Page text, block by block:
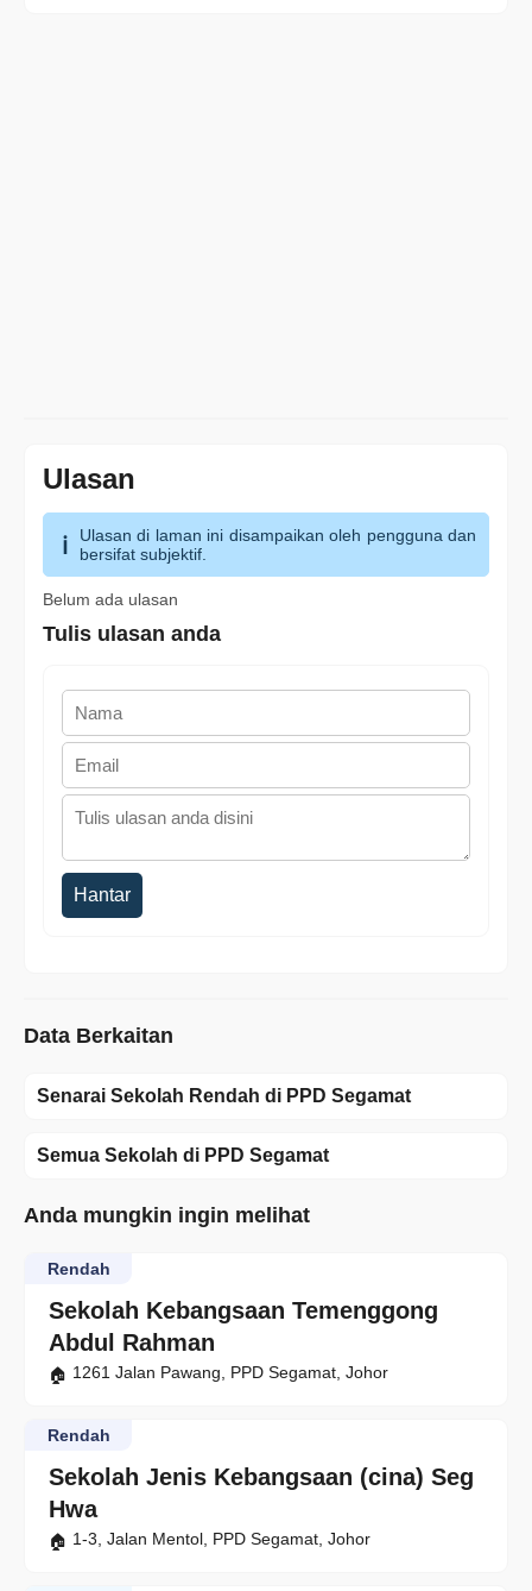
Ulasan
Ulasan di laman ini disampaikan oleh pengguna dan
bersifat subjektif.
Belum ada ulasan
Tulis ulasan anda
Hantar
Data Berkaitan
Senarai Sekolah Rendah di PPD Segamat
Semua Sekolah di PPD Segamat
Anda mungkin ingin melihat
Sekolah Kebangsaan Temenggong
Abdul Rahman
Rendah
1261 Jalan Pawang, PPD Segamat, Johor
Sekolah Jenis Kebangsaan (cina) Seg
Hwa
Rendah
1-3, Jalan Mentol, PPD Segamat, Johor